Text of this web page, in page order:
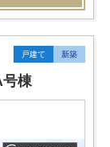
戸建て 新築
棟